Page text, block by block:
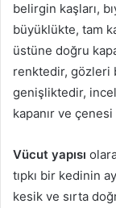
belirgin kaşları,
büyüklükte, tam
üstüne doğru
renktedir, gözleri
genişliktedir,
kapanır ve
Vücut yapısı
tıpkı bir kedinin
kesik ve sırta